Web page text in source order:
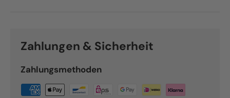
Zahlungen & Sicherheit
Zahlungsmethoden